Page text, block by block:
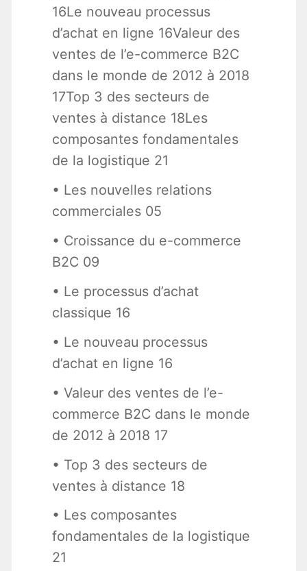
16Le nouveau processus
d’achat en ligne 16Valeur des
ventes de l’e-commerce B2C
dans le monde de 2012 à 2018
17Top 3 des secteurs de
ventes à distance 18Les
composantes fondamentales
de la logistique 21
• Les nouvelles relations
commerciales 05
• Croissance du e-commerce
B2C 09
• Le processus d’achat
classique 16
• Le nouveau processus
d’achat en ligne 16
• Valeur des ventes de l’e-
commerce B2C dans le monde
de 2012 à 2018 17
• Top 3 des secteurs de
ventes à distance 18
• Les composantes
fondamentales de la logistique
21